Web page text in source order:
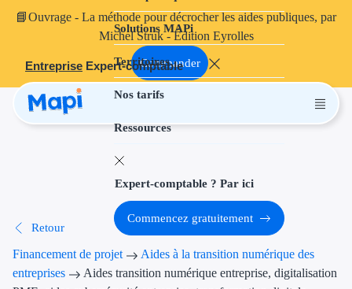
📘Ouvrage - La méthode pour décrocher les aides publiques, par
Michel Struk - Édition Eyrolles
Commander
Entreprise Expert-comptable
Solutions MAPi
Territoires
Nos tarifs
Ressources
Projets finançables
Aides à
Aides
Thématiques
Financement
Transition
Expert-comptable ? Par ici
Commencez gratuitement
Retour
Financement de projet
Aides à la transition numérique des
entreprises
Aides transition numérique entreprise, digitalisation